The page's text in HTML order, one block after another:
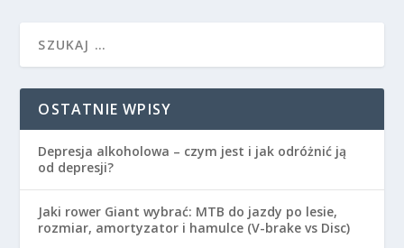
OSTATNIE WPISY
Depresja alkoholowa – czym jest i jak odróżnić ją
od depresji?
Jaki rower Giant wybrać: MTB do jazdy po lesie,
rozmiar, amortyzator i hamulce (V-brake vs Disc)